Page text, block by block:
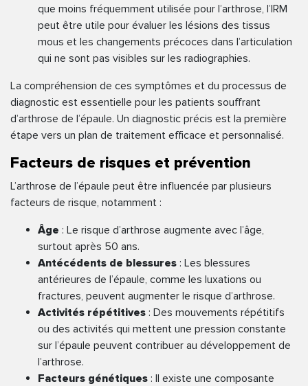
que moins fréquemment utilisée pour l’arthrose, l’IRM
peut être utile pour évaluer les lésions des tissus
mous et les changements précoces dans l’articulation
qui ne sont pas visibles sur les radiographies.
La compréhension de ces symptômes et du processus de
diagnostic est essentielle pour les patients souffrant
d’arthrose de l’épaule. Un diagnostic précis est la première
étape vers un plan de traitement efficace et personnalisé.
Facteurs de risques et prévention
L’arthrose de l’épaule peut être influencée par plusieurs
facteurs de risque, notamment :
Âge : Le risque d’arthrose augmente avec l’âge,
surtout après 50 ans.
Antécédents de blessures : Les blessures
antérieures de l’épaule, comme les luxations ou
fractures, peuvent augmenter le risque d’arthrose.
Activités répétitives : Des mouvements répétitifs
ou des activités qui mettent une pression constante
sur l’épaule peuvent contribuer au développement de
l’arthrose.
Facteurs génétiques : Il existe une composante